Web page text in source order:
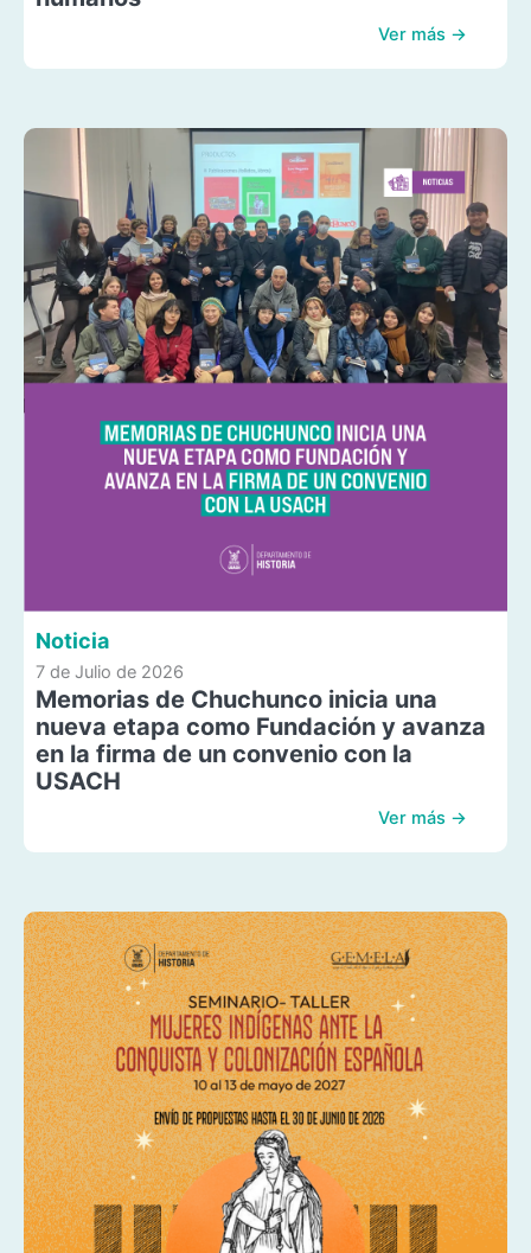
Ver más →
Noticia
7 de Julio de 2026
Memorias de Chuchunco inicia una
nueva etapa como Fundación y avanza
en la firma de un convenio con la
USACH
Ver más →